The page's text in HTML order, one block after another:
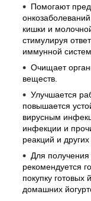
Помогают
кишки и
стимулируя
иммунной
Очищает
веществ.
Улучшается
повышается
вирусным
инфекции и
реакций и
Для получения
рекомендуется
покупку готовых
домашних